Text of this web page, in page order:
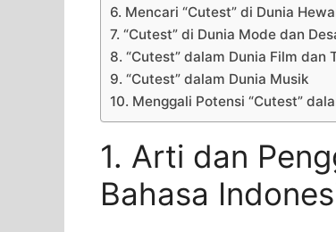
6. Mencari “Cutest” di Dunia
7. “Cutest” di Dunia Mode dan
8. “Cutest” dalam Dunia Film dan
9. “Cutest” dalam Dunia Musik
10. Menggali Potensi “Cutest”
1. Arti dan
Bahasa